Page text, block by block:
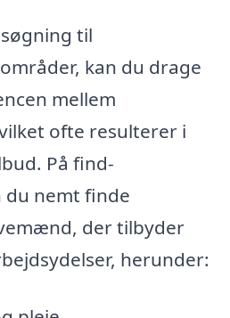
til
kan du drage
mellem
ofte resulterer i
På find-
du nemt finde
der tilbyder
herunder: